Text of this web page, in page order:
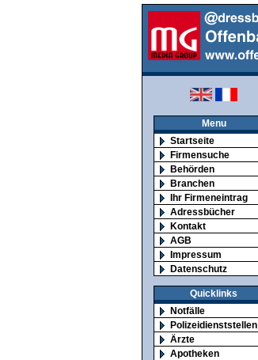
Menu
Startseite
Firmensuche
Behörden
Branchen
Ihr Firmeneintrag
Adressbücher
Kontakt
AGB
Impressum
Datenschutz
Quicklinks
Notfälle
Polizeidienststellen
Ärzte
Apotheken